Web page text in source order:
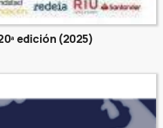
edición (2025)